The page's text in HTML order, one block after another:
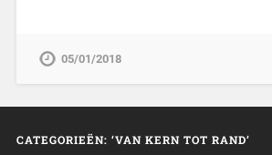
05/01/2018
CATEGORIEËN: ‘VAN KERN TOT RAND’